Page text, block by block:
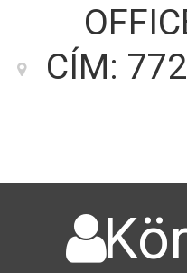
CÍM: